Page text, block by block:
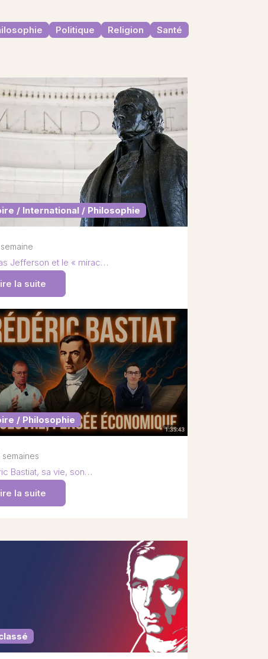
Politique Religion
Santé
/ International / Philosophie
Jefferson et le « mirac…
la suite
/ Philosophie
semaines
Bastiat, sa vie, son…
la suite